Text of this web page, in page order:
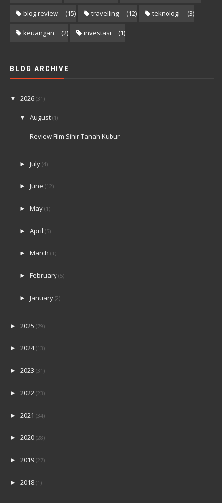
blog review (15) travelling (12) teknologi (3)
keuangan (2) investasi (1)
BLOG ARCHIVE
▼ 2026 (31)
▼August(1)
Review Film Sihir Tanah Kubur
►July(4)
►June(12)
►May(1)
►April(5)
►March(1)
►February(5)
►January(2)
► 2025 (79)
► 2024(13)
► 2023 (31)
► 2022 (23)
► 2021 (34)
► 2020 (28)
► 2019 (27)
► 2018 (1)